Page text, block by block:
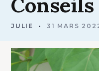
JULIE 31 MARS